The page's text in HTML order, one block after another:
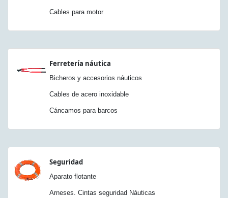
Cables para motor
Ferretería náutica
Bicheros y accesorios náuticos
Cables de acero inoxidable
Cáncamos para barcos
Seguridad
Aparato flotante
Arneses. Cintas seguridad Náuticas